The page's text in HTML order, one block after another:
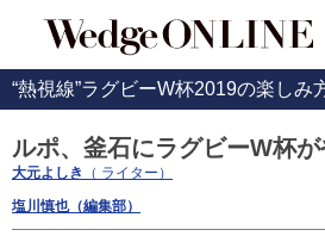
“熱視線”ラグビーW杯2019の楽しみ
ルポ、釜石にラグビーW杯が
大元よしき
（ ライター）
塩川慎也（編集部）